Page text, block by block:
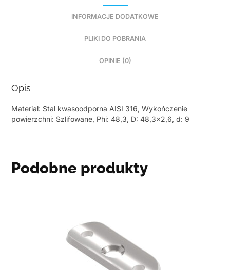
INFORMACJE DODATKOWE
PLIKI DO POBRANIA
OPINIE (0)
Opis
Materiał: Stal kwasoodporna AISI 316, Wykończenie
powierzchni: Szlifowane, Phi: 48,3, D: 48,3×2,6, d: 9
Podobne produkty